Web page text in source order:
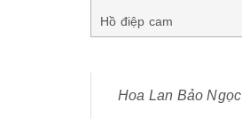
Hồ điệp cam
Hoa Lan Bảo Ngọc